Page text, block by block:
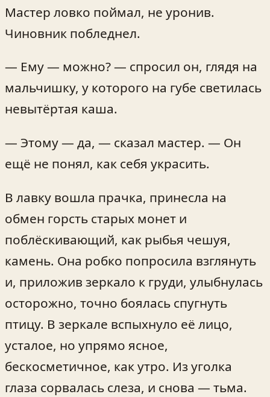
Мастер ловко поймал, не уронив.
Чиновник побледнел.
— Ему — можно? — спросил он, глядя на
мальчишку, у которого на губе светилась
невытёртая каша.
— Этому — да, — сказал мастер. — Он
ещё не понял, как себя украсить.
В лавку вошла прачка, принесла на
обмен горсть старых монет и
поблёскивающий, как рыбья чешуя,
камень. Она робко попросила взглянуть
и, приложив зеркало к груди, улыбнулась
осторожно, точно боялась спугнуть
птицу. В зеркале вспыхнуло её лицо,
усталое, но упрямо ясное,
бескосметичное, как утро. Из уголка
глаза сорвалась слеза, и снова — тьма.